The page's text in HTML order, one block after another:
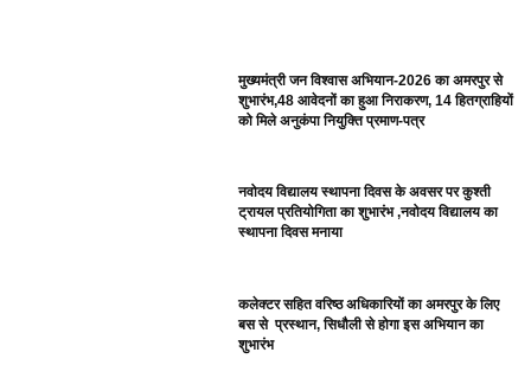
मुख्यमंत्री जन विश्वास अभियान-2026 का अमरपुर से
शुभारंभ,48 आवेदनों का हुआ निराकरण, 14 हितग्राहियों
को मिले अनुकंपा नियुक्ति प्रमाण-पत्र
नवोदय विद्यालय स्थापना दिवस के अवसर पर कुश्ती
ट्रायल प्रतियोगिता का शुभारंभ ,नवोदय विद्यालय का
स्थापना दिवस मनाया
कलेक्टर सहित वरिष्ठ अधिकारियों का अमरपुर के लिए
बस से प्रस्थान, सिधौली से होगा इस अभियान का
शुभारंभ